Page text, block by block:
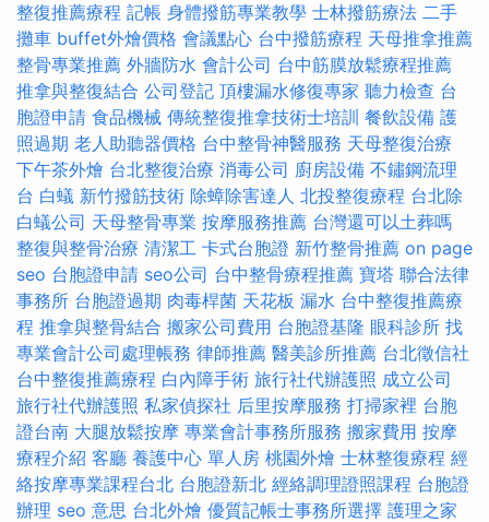
整復推薦療程 記帳 身體撥筋專業教學 士林撥筋療法 二手
攤車 buffet外燴價格 會議點心 台中撥筋療程 天母推拿推薦
整骨專業推薦 外牆防水 會計公司 台中筋膜放鬆療程推薦
推拿與整復結合 公司登記 頂樓漏水修復專家 聽力檢查 台
胞證申請 食品機械 傳統整復推拿技術士培訓 餐飲設備 護
照過期 老人助聽器價格 台中整骨神醫服務 天母整復治療
下午茶外燴 台北整復治療 消毒公司 廚房設備 不鏽鋼流理
台 白蟻 新竹撥筋技術 除蟑除害達人 北投整復療程 台北除
白蟻公司 天母整骨專業 按摩服務推薦 台灣還可以土葬嗎
整復與整骨治療 清潔工 卡式台胞證 新竹整骨推薦 on page
seo 台胞證申請 seo公司 台中整骨療程推薦 寶塔 聯合法律
事務所 台胞證過期 肉毒桿菌 天花板 漏水 台中整復推薦療
程 推拿與整骨結合 搬家公司費用 台胞證基隆 眼科診所 找
專業會計公司處理帳務 律師推薦 醫美診所推薦 台北徵信社
台中整復推薦療程 白內障手術 旅行社代辦護照 成立公司
旅行社代辦護照 私家偵探社 后里按摩服務 打掃家裡 台胞
證台南 大腿放鬆按摩 專業會計事務所服務 搬家費用 按摩
療程介紹 客廳 養護中心 單人房 桃園外燴 士林整復療程 經
絡按摩專業課程台北 台胞證新北 經絡調理證照課程 台胞證
辦理 seo 意思 台北外燴 優質記帳士事務所選擇 護理之家